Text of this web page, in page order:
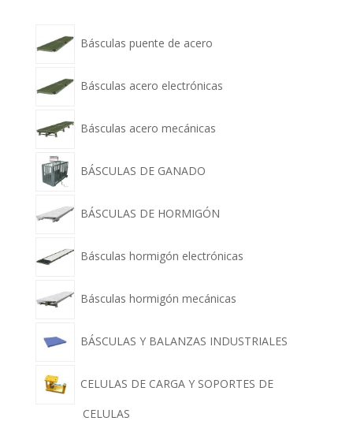
Básculas puente de acero
Básculas acero electrónicas
Básculas acero mecánicas
BÁSCULAS DE GANADO
BÁSCULAS DE HORMIGÓN
Básculas hormigón electrónicas
Básculas hormigón mecánicas
BÁSCULAS Y BALANZAS INDUSTRIALES
CELULAS DE CARGA Y SOPORTES DE
CELULAS